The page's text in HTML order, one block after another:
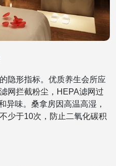
隐形指标。优质养生会所应
网拦截粉尘，HEPA滤网过
异味。桑拿房因高温高湿，
少于10次，防止二氧化碳积